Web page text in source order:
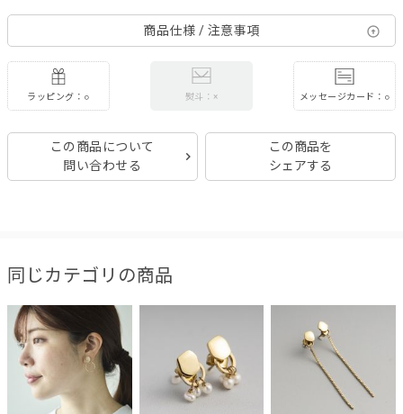
商品仕様 / 注意事項
ラッピング：○ 熨斗：× メッセージカード：○
この商品について
問い合わせる
この商品を
シェアする
同じカテゴリの商品